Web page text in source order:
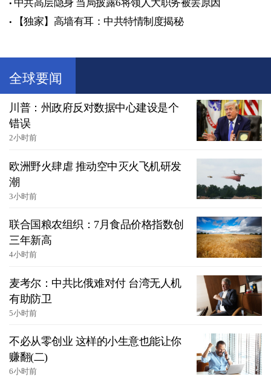
中共高层隐身 当局披露6将领人大职务被罢原因
【独家】高墙有耳：中共特情制度揭秘
全球要闻
川普：州政府反对数据中心建设是个
错误
2小时前
欧洲野火肆虐 推动空中灭火飞机研发
潮
3小时前
联合国粮农组织：7月食品价格指数创
三年新高
4小时前
麦考尔：中共比俄难对付 台湾无人机
有助防卫
5小时前
不必从零创业 这样的小生意也能让你
赚翻(二)
6小时前